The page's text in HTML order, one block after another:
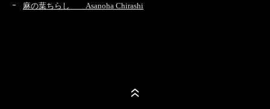
麻の葉ちらし Asanoha Chirashi